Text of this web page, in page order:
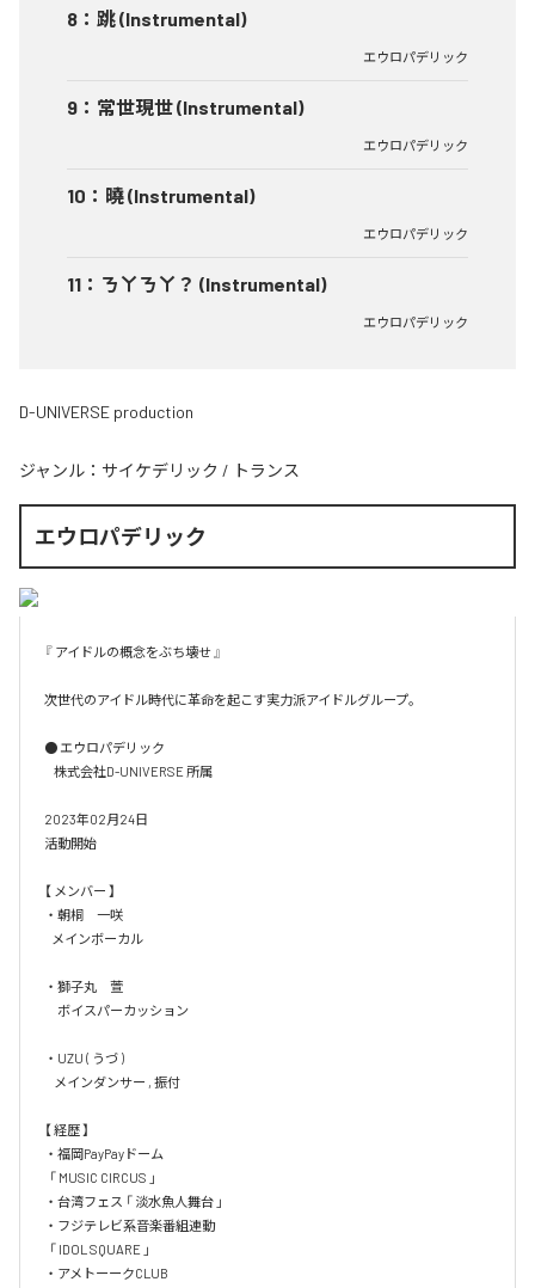
8 ： 跳 (Instrumental)
エウロパデリック
9 ： 常世現世 (Instrumental)
エウロパデリック
10 ： 曉 (Instrumental)
エウロパデリック
11 ： ㄋㄚㄋㄚ？ (Instrumental)
エウロパデリック
D-UNIVERSE production
ジャンル： サイケデリック / トランス
エウロパデリック
『 アイドルの概念をぶち壊せ 』
次世代のアイドル時代に革命を起こす実力派アイドルグループ。
● エウロパデリック
2023年02月24日
活動開始
【 メンバー 】
・朝桐　一咲
・獅子丸　萱
ボイスパーカッション
・UZU ( うづ )
【 経歴 】
・福岡PayPayドーム
・台湾フェス 「 淡水魚人舞台 」
・フジテレビ系音楽番組連動
・アメトーークCLUB